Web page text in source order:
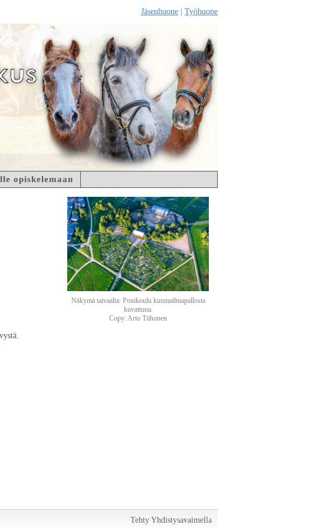
Jäsenhuone Työhuone
opiskelemaan
Näkymä taivaalta: Ponikoulu kuumailmapallosta
kuvattuna.
Copy: Arto Tiihonen
Tehty Yhdistysavaimella